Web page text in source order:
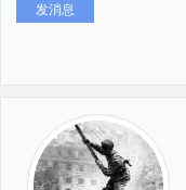
发消息